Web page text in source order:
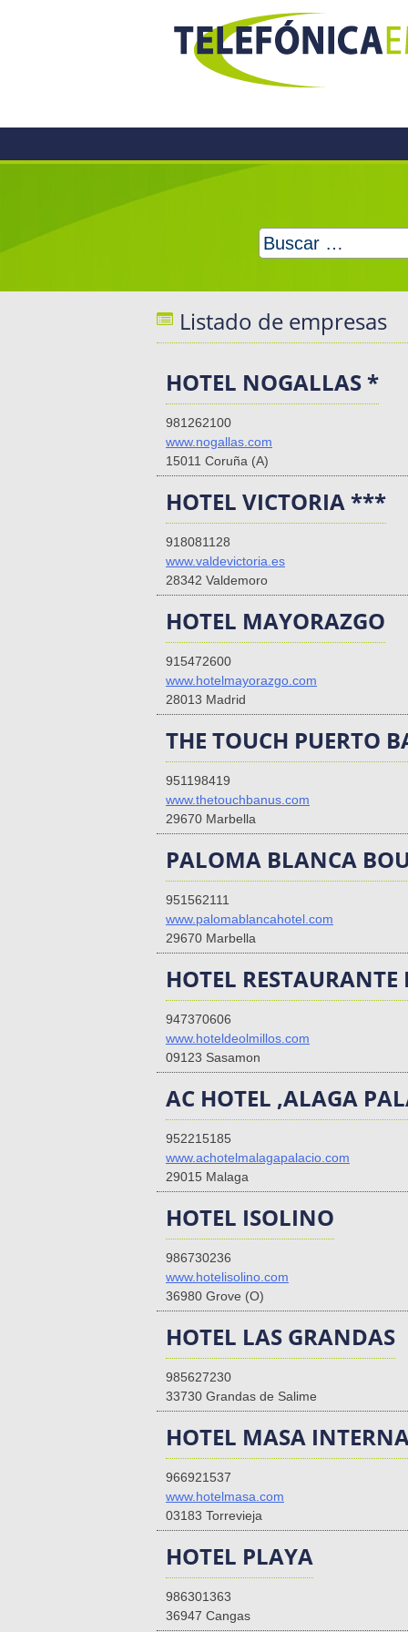
Buscar:
Listado de empresas
HOTEL NOGALLAS *
981262100
www.nogallas.com
15011 Coruña (A)
HOTEL VICTORIA ***
918081128
www.valdevictoria.es
28342 Valdemoro
HOTEL MAYORAZGO
915472600
www.hotelmayorazgo.com
28013 Madrid
THE TOUCH PUERTO
951198419
www.thetouchbanus.com
29670 Marbella
PALOMA BLANCA
951562111
www.palomablancahotel.com
29670 Marbella
HOTEL RESTAURANTE
947370606
www.hoteldeolmillos.com
09123 Sasamon
AC HOTEL ,ALAGA
952215185
www.achotelmalagapalacio.com
29015 Malaga
HOTEL ISOLINO
986730236
www.hotelisolino.com
36980 Grove (O)
HOTEL LAS GRANDAS
985627230
33730 Grandas de Salime
HOTEL MASA
966921537
www.hotelmasa.com
03183 Torrevieja
HOTEL PLAYA
986301363
36947 Cangas